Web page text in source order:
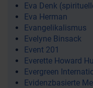
Eva Denk
Eva Herman
Evangelikalismus
Evelyne Binsack
Event 201
Everette Howard
Evergreen
Evidenzbasierte